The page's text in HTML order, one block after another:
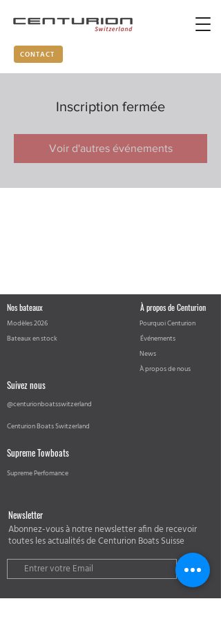
CONTACT
Inscription fermée
Voir d'autres événements
Nos bateaux
Modèles 2026
Bateaux en stock
À propos de Centurion
Pourquoi Centurion
Événements
News
À propos de nous
Suivez nous
@centurionboatsswitzerland
Centurion Boats Switzerland
Supreme Towboats
Supreme Perfomance
Newsletter
Abonnez-vous à notre newsletter afin de recevoir
toutes les actualités de Centurion Boats Suisse